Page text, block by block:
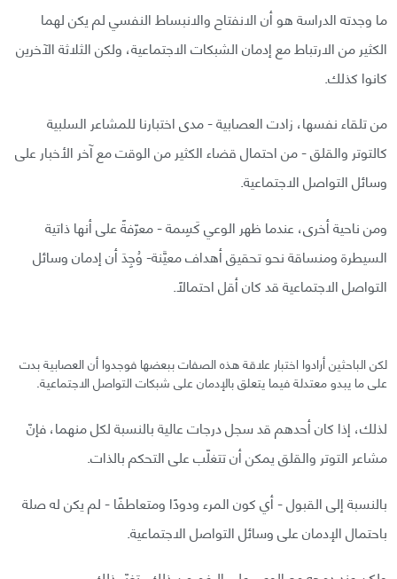
ما وجدته الدراسة هو أن الانفتاح والانبساط النفسي لم يكن لهما
الكثير من الارتباط مع إدمان الشبكات الاجتماعية، ولكن الثلاثة الآخرين
كانوا كذلك.
من تلقاء نفسها، زادت العصابية - مدى اختبارنا للمشاعر السلبية
كالتوتر والقلق - من احتمال قضاء الكثير من الوقت مع آخر الأخبار على
وسائل التواصل الاجتماعية.
ومن ناحية أخرى، عندما ظهر الوعي كَسِمة - معرّفةً على أنها ذاتية
السيطرة ومنساقة نحو تحقيق أهداف معيَّنة- وُجِدَ أن إدمان وسائل
التواصل الاجتماعية قد كان أقل احتمالًا.
لكن الباحثين أرادوا اختبار علاقة هذه الصفات ببعضها فوجدوا أن العصابية بدت
على ما يبدو معتدلة فيما يتعلق بالإدمان على شبكات التواصل الاجتماعية.
لذلك، إذا كان أحدهم قد سجل درجات عالية بالنسبة لكل منهما، فإنّ
مشاعر التوتر والقلق يمكن أن تتغلّب على التحكم بالذات.
بالنسبة إلى القبول - أي كون المرء ودودًا ومتعاطفًا - لم يكن له صلة
باحتمال الإدمان على وسائل التواصل الاجتماعية.